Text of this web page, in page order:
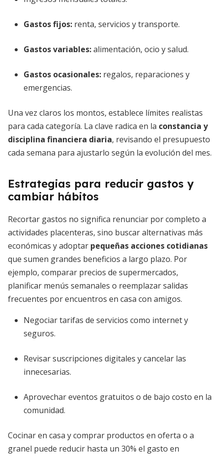
Gastos fijos: renta, servicios y transporte.
Gastos variables:alimentación, ocio y salud.
Gastos ocasionales: regalos, reparaciones y
emergencias.
Una vez claros los montos, establece límites realistas
para cada categoría. La clave radica en la constancia y
disciplina financiera diaria, revisando el presupuesto
cada semana para ajustarlo según la evolución del mes.
Estrategias para reducir gastos y
cambiar hábitos
Recortar gastos no significa renunciar por completo a
actividades placenteras, sino buscar alternativas más
económicas y adoptar pequeñas acciones cotidianas
que sumen grandes beneficios a largo plazo. Por
ejemplo, comparar precios de supermercados,
planificar menús semanales o reemplazar salidas
frecuentes por encuentros en casa con amigos.
Negociar tarifas de servicios como internet y
seguros.
Revisar suscripciones digitales y cancelar las
innecesarias.
Aprovechar eventos gratuitos o de bajo costo en la
comunidad.
Cocinar en casa y comprar productos en oferta o a
granel puede reducir hasta un 30% el gasto en